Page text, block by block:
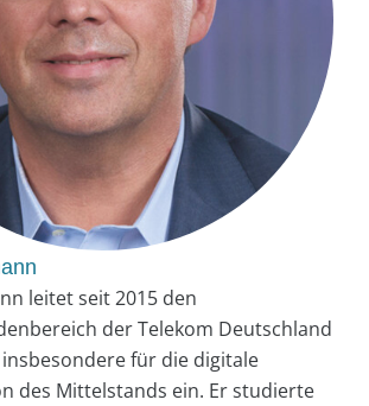
leitet seit 2015 den
der Telekom Deutschland
für die digitale
des Mittelstands ein. Er studierte